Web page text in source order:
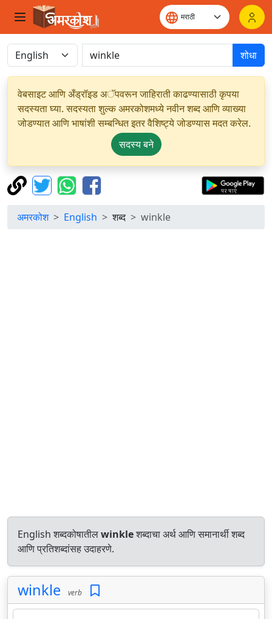
शोधा
वेबसाइट आणि अँड्रॉइड अॅपवरून जाहिराती काढण्यासाठी कृपया
सदस्यता घ्या. सदस्यता शुल्क अमरकोशमध्ये नवीन शब्द आणि व्याख्या
जोडण्यात आणि भाषांशी सम्बन्धित इतर वैशिष्ट्ये जोडण्यास मदत करेल.
सदस्य बने
अमरकोश English शब्द winkle
English शब्दकोषातीलwinkleशब्दाचा अर्थ आणि समानार्थी शब्द
आणि प्रतिशब्दांसह उदाहरणे.
winkle verb